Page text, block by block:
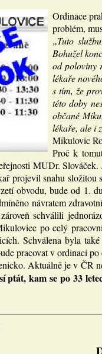
Ordinace
problém,
„Tuto
Bohužel
od poloviny
lékaře
s tím, že
této doby
občané
lékaře, ale i
Mikulovic
Proč k
MUDr.
projevil snahu
obvodu, bude od 1.
návratem
schválili
po celý
Schválena byla
pracovat v ordinaci
Aktuálně je v ČR
ptát, kam se po 33